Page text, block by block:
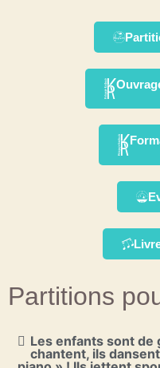
Partitions
Les enfants sont de
chantent, ils